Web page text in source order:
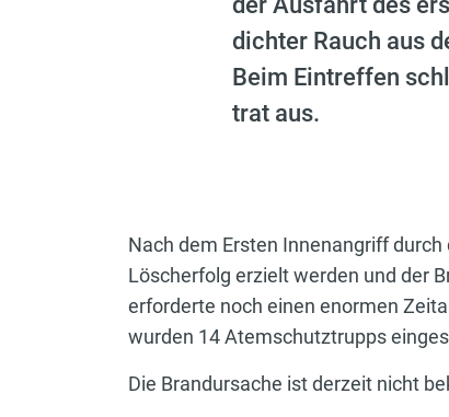
dichter Rauch aus
Beim Eintreffen
trat aus.
Nach dem Ersten Innenangriff
Löscherfolg erzielt werden und der
erforderte noch einen enormen
wurden 14 Atemschutztrupps
Die Brandursache ist derzeit nicht